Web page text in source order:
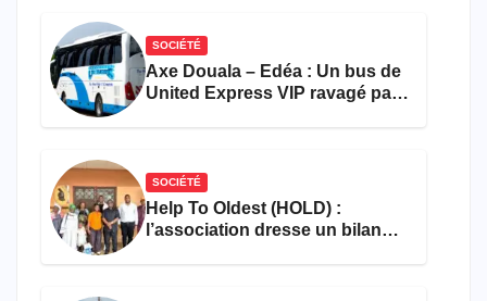
SOCIÉTÉ
Axe Douala – Edéa : Un bus de
United Express VIP ravagé par
SOCIÉTÉ
Help To Oldest (HOLD) :
l’association dresse un bilan